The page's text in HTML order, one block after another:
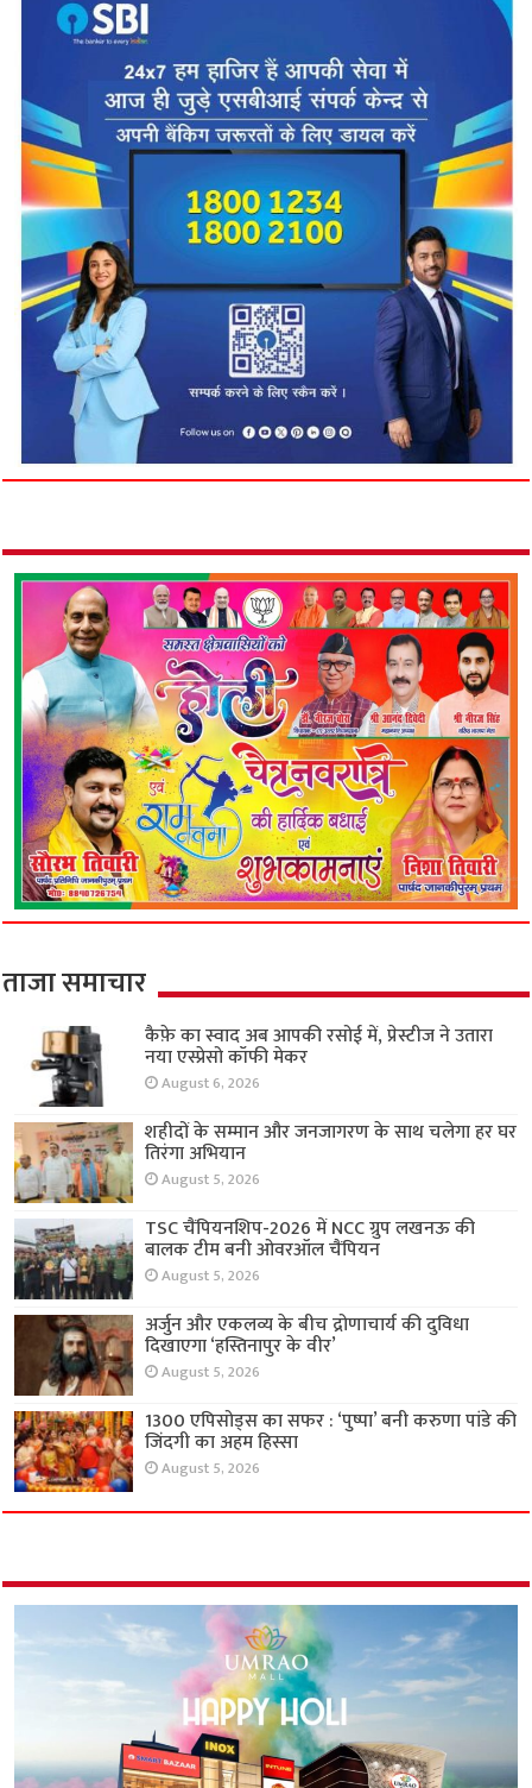
ताजा समाचार
कैफ़े का स्वाद अब आपकी रसोई में, प्रेस्टीज ने उतारा
नया एस्प्रेसो कॉफी मेकर
August 6, 2026
शहीदों के सम्मान और जनजागरण के साथ चलेगा हर घर
तिरंगा अभियान
August 5, 2026
TSC चैंपियनशिप-2026 में NCC ग्रुप लखनऊ की
बालक टीम बनी ओवरऑल चैंपियन
August 5, 2026
अर्जुन और एकलव्य के बीच द्रोणाचार्य की दुविधा
दिखाएगा ‘हस्तिनापुर के वीर’
August 5, 2026
1300 एपिसोड्स का सफर : ‘पुष्पा’ बनी करुणा पांडे की
जिंदगी का अहम हिस्सा
August 5, 2026